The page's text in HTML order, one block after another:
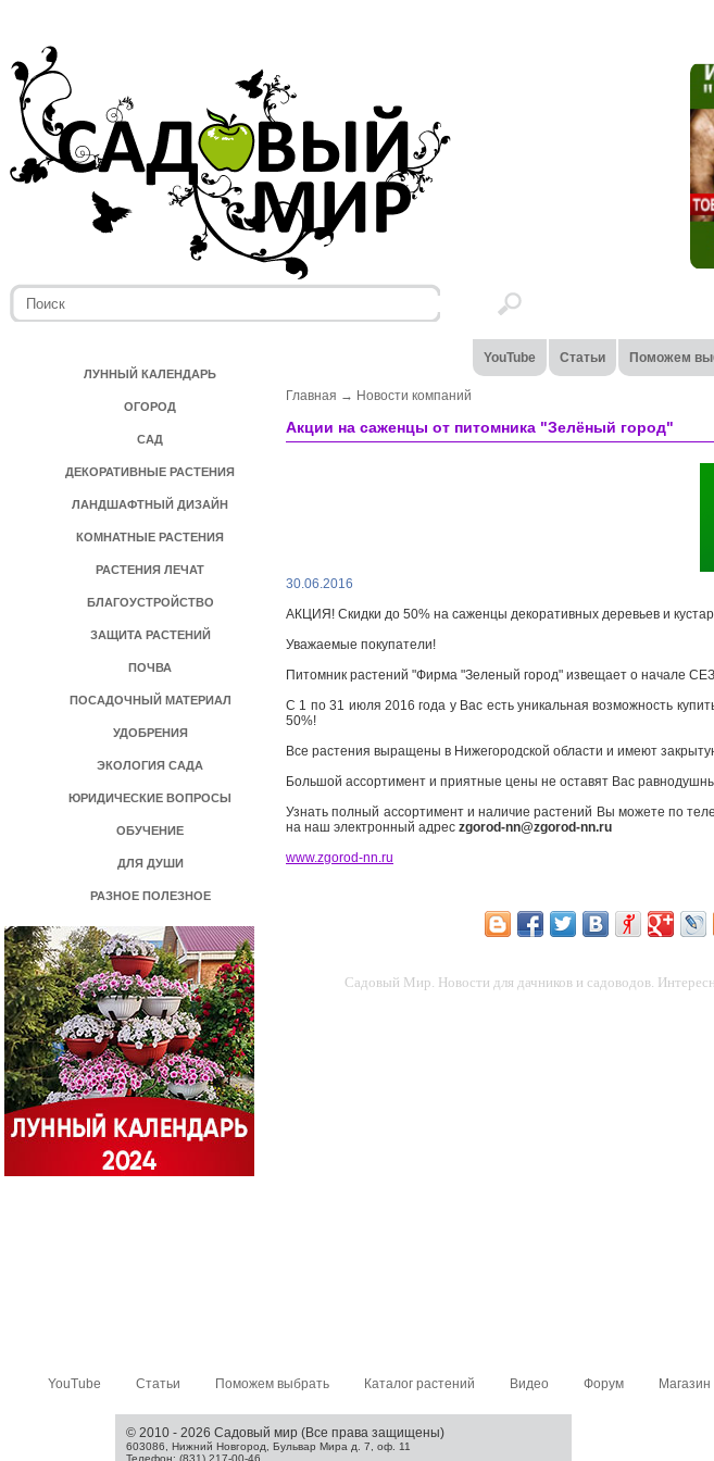
ЛУННЫЙ КАЛЕНДАРЬ
ОГОРОД
САД
ДЕКОРАТИВНЫЕ РАСТЕНИЯ
ЛАНДШАФТНЫЙ ДИЗАЙН
КОМНАТНЫЕ РАСТЕНИЯ
РАСТЕНИЯ ЛЕЧАТ
БЛАГОУСТРОЙСТВО
ЗАЩИТА РАСТЕНИЙ
ПОЧВА
ПОСАДОЧНЫЙ МАТЕРИАЛ
УДОБРЕНИЯ
ЭКОЛОГИЯ САДА
ЮРИДИЧЕСКИЕ ВОПРОСЫ
ОБУЧЕНИЕ
ДЛЯ ДУШИ
РАЗНОЕ ПОЛЕЗНОЕ
YouTube Статьи Поможем
Главная → Новости компаний
Акции на саженцы от питомника "Зелёный город"
30.06.2016
АКЦИЯ! Скидки до 50% на саженцы декоративных деревьев и
Уважаемые покупатели!
Питомник растений "Фирма "Зеленый город" извещает о начале
С 1 по 31 июля 2016 года у Вас есть уникальная возможность
50%!
Все растения выращены в Нижегородской области и имеют
Большой ассортимент и приятные цены не оставят Вас
Узнать полный ассортимент и наличие растений Вы можете по
на наш электронный адрес zgorod-nn@zgorod-nn.ru
www.zgorod-nn.ru
Садовый Мир. Новости для дачников и садоводов.
YouTube Статьи Поможем выбрать Каталог растений Видео Форум Магазин
© 2010 - 2026 Садовый мир (Все права защищены)
603086, Нижний Новгород, Бульвар Мира д. 7, оф. 11
Телефон: (831) 217-00-46